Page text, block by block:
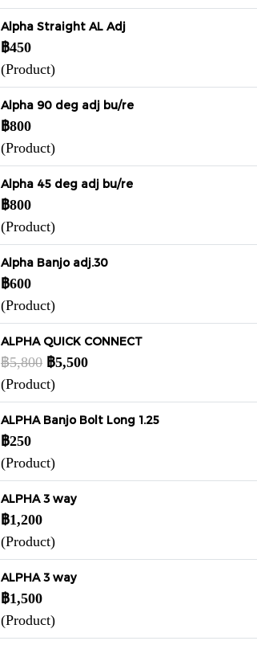
Alpha Straight AL Adj
฿450
(Product)
Alpha 90 deg adj bu/re
฿800
(Product)
Alpha 45 deg adj bu/re
฿800
(Product)
Alpha Banjo adj.30
฿600
(Product)
ALPHA QUICK CONNECT
฿5,800 ฿5,500
(Product)
ALPHA Banjo Bolt Long 1.25
฿250
(Product)
ALPHA 3 way
฿1,200
(Product)
ALPHA 3 way
฿1,500
(Product)